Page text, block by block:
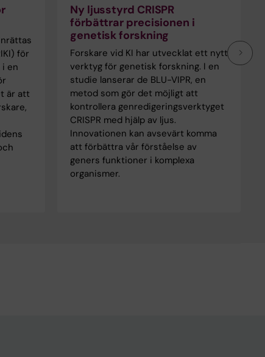
för
en
är att
Ny ljusstyrd CRISPR
förbättrar precisionen i
genetisk forskning
Forskare vid KI har utvecklat ett nytt
verktyg för genetisk forskning. I en
studie lanserar de BLU-VIPR, en
metod som gör det möjligt att
kontrollera genredigeringsverktyget
CRISPR med hjälp av ljus.
Innovationen kan avsevärt komma
att förbättra vår förståelse av
geners funktioner i komplexa
organismer.